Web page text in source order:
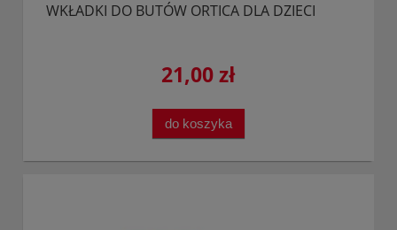
WKŁADKI DO BUTÓW ORTICA DLA DZIECI
21,00 zł
do koszyka